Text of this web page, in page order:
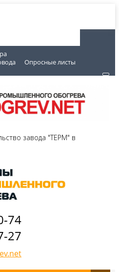
Опросные листы
завода "ТЕРМ" в
74
27